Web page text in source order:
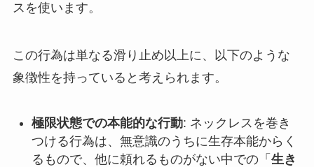
スを使います。
この行為は単なる滑り止め以上に、以下のような
象徴性を持っていると考えられます。
極限状態での本能的な行動: ネックレスを巻き
つける行為は、無意識のうちに生存本能からく
るもので、他に頼れるものがない中での「 生き